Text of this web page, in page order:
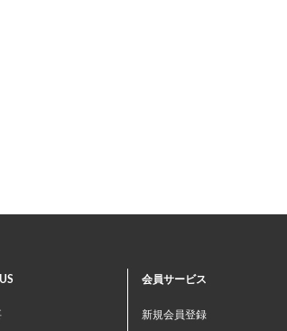
会員サービス
新規会員登録